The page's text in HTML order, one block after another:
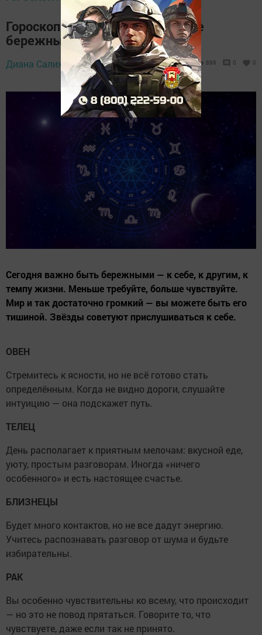
Гороскоп на 6 июля 2026: будьте
бережны к себе и миру
Диана Салихзанова, 5 июля 2026 - 19:28 896 0 0
Сегодня важно быть бережными — к себе, к другим, к
темпу жизни. Меньше требуйте, больше чувствуйте.
Мир и так достаточно громкий — вы можете быть его
тишиной. Звёзды советуют прислушиваться к себе.
ОВЕН
Стремитесь к ясности, но не всё готово стать
определённым. Когда не видно дороги, слушайте
интуицию — она подскажет путь.
ТЕЛЕЦ
День располагает к приятным мелочам: вкусной еде,
уюту, простым разговорам. Иногда «ничего
особенного» и есть настоящее счастье.
БЛИЗНЕЦЫ
Будет много контактов, но не все дадут энергию.
Учитесь распознавать разговор от шума и будьте
избирательны.
РАК
Вы особенно чувствительны ко всему, что происходит
— но это не повод прятаться. Говорите то, что
чувствуете, даже если так не принято.